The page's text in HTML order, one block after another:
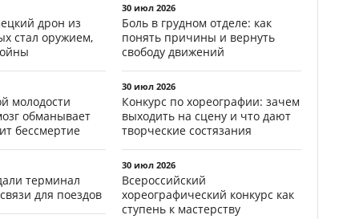
дрон из
стал оружием,
молодости
обманывает
бессмертие
терминал
для поездов
30 июл 2026
Боль в грудном отделе: как
понять причины и вернуть
свободу движений
30 июл 2026
Конкурс по хореографии: зачем
выходить на сцену и что дают
творческие состязания
30 июл 2026
Всероссийский
хореографический конкурс как
ступень к мастерству